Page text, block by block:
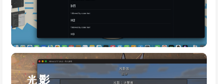
光影